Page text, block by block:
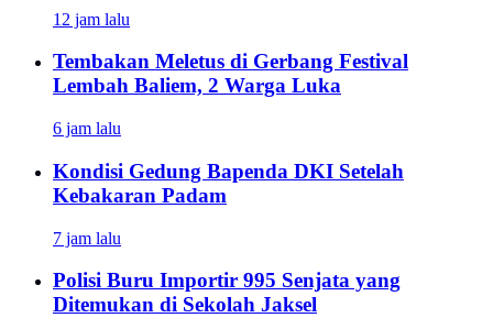
12 jam lalu
Tembakan Meletus di Gerbang Festival
Lembah Baliem, 2 Warga Luka
6 jam lalu
Kondisi Gedung Bapenda DKI Setelah
Kebakaran Padam
7 jam lalu
Polisi Buru Importir 995 Senjata yang
Ditemukan di Sekolah Jaksel